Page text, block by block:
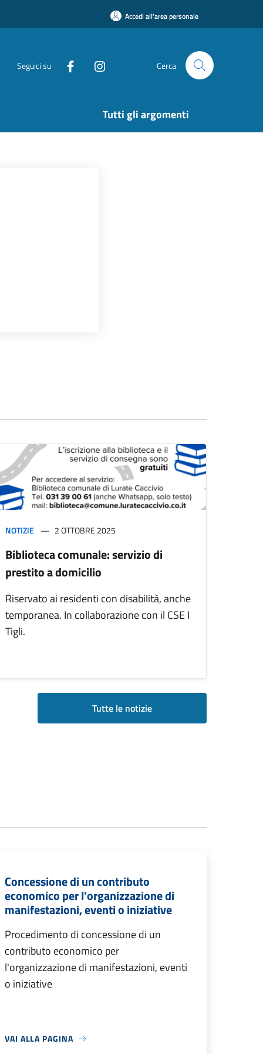
Accedi all'area personale
Seguici su Cerca
Tutti gli argomenti
NOTIZIE 2 OTTOBRE 2025
Biblioteca comunale: servizio di
prestito a domicilio
Riservato ai residenti con disabilità, anche
temporanea. In collaborazione con il CSE I
Tigli.
Tutte le notizie
Concessione di un contributo
economico per l'organizzazione di
manifestazioni, eventi o iniziative
Procedimento di concessione di un
contributo economico per
l'organizzazione di manifestazioni, eventi
o iniziative
VAI ALLA PAGINA